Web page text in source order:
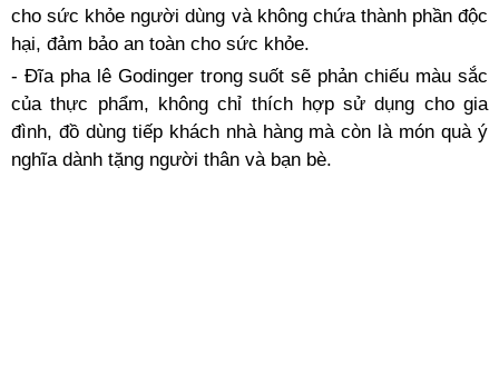
cho sức khỏe người dùng và không chứa thành phần độc
hại, đảm bảo an toàn cho sức khỏe.
- Đĩa pha lê Godinger trong suốt sẽ phản chiếu màu sắc
của thực phẩm, không chỉ thích hợp sử dụng cho gia
đình, đồ dùng tiếp khách nhà hàng mà còn là món quà ý
nghĩa dành tặng người thân và bạn bè.